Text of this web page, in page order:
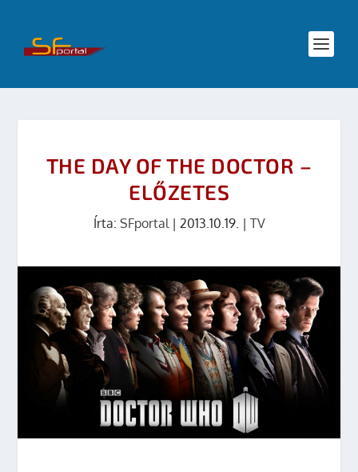
THE DAY OF THE DOCTOR –
ELŐZETES
Írta: SFportal| 2013.10.19. | TV